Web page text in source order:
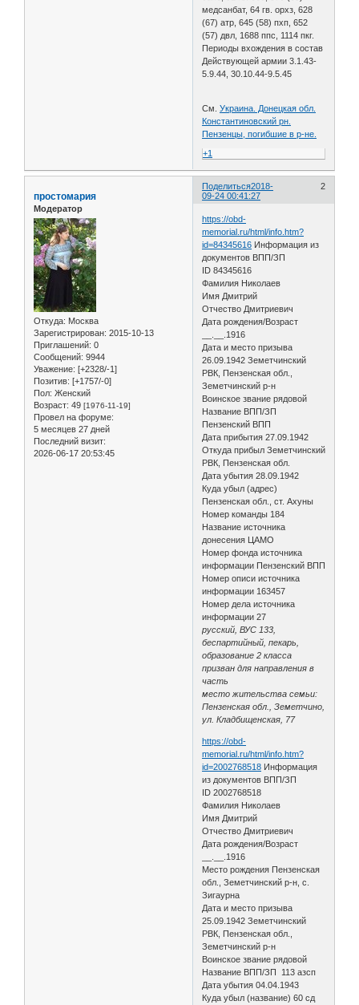
медсанбат, 64 гв. орхз, 628
(67) атр, 645 (58) пхп, 652
(57) двл, 1688 ппс, 1114 пкг.
Периоды вхождения в состав
Действующей армии 3.1.43-
5.9.44, 30.10.44-9.5.45
См.Украина. Донецкая обл.
Константиновский рн.
Пензенцы, погибшие в р-не.
+1
Поделиться 2
2018-
09-24 00:41:27
простомария
Модератор
Откуда: Москва
Зарегистрирован: 2015-10-13
Приглашений: 0
Сообщений: 9944
Уважение: [+2328/-1]
Позитив: [+1757/-0]
Пол: Женский
Возраст: 49 [1976-11-19]
Провел на форуме:
5 месяцев 27 дней
Последний визит:
2026-06-17 20:53:45
https://obd-
memorial.ru/html/info.htm?
id=84345616 Информация из
документов ВПП/ЗП
ID 84345616
Фамилия Николаев
Имя Дмитрий
Отчество Дмитриевич
Дата рождения/Возраст
__.__.1916
Дата и место призыва
26.09.1942 Земетчинский
РВК, Пензенская обл.,
Земетчинский р-н
Воинское звание рядовой
Название ВПП/ЗП
Пензенский ВПП
Дата прибытия 27.09.1942
Откуда прибыл Земетчинский
РВК, Пензенская обл.
Дата убытия 28.09.1942
Куда убыл (адрес)
Пензенская обл., ст. Ахуны
Номер команды 184
Название источника
донесения ЦАМО
Номер фонда источника
информации Пензенский ВПП
Номер описи источника
информации 163457
Номер дела источника
информации 27
русский, ВУС 133,
беспартийный, пекарь,
образование 2 класса
призван для направления в
часть
место жительства семьи:
Пензенская обл., Земетчино,
ул. Кладбищенская, 77
https://obd-
memorial.ru/html/info.htm?
id=2002768518 Информация
из документов ВПП/ЗП
ID 2002768518
Фамилия Николаев
Имя Дмитрий
Отчество Дмитриевич
Дата рождения/Возраст
__.__.1916
Место рождения Пензенская
обл., Земетчинский р-н, с.
Зигаурна
Дата и место призыва
25.09.1942 Земетчинский
РВК, Пензенская обл.,
Земетчинский р-н
Воинское звание рядовой
Название ВПП/ЗП 113 азсп
Дата убытия 04.04.1943
Куда убыл (название) 60 сд